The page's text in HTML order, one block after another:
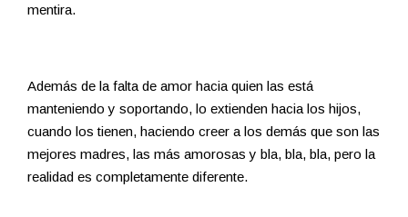
mentira.
Además de la falta de amor hacia quien las está
manteniendo y soportando, lo extienden hacia los hijos,
cuando los tienen, haciendo creer a los demás que son las
mejores madres, las más amorosas y bla, bla, bla, pero la
realidad es completamente diferente.